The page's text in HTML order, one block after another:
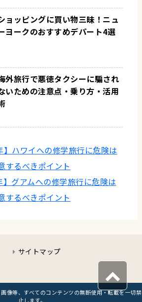
ョッピングに買い物三昧！ニュ
ヨークのおすすめデパート4選
外旅行で悪徳タクシーに騙され
いための注意点・乗り方・活用
】ハワイへの修学旅行に危険は
するべきポイント
】グアムへの修学旅行に危険は
するべきポイント
サイトマップ
像等、 すべてのコンテンツの無断使用・転載を一切禁
止します。